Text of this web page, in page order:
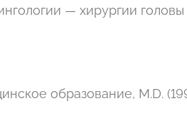
— хирургии
образование, M.D.